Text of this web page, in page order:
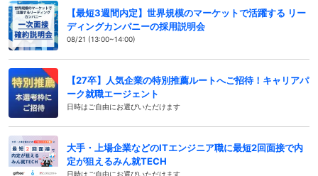
【最短3週間内定】世界規模のマーケットで活躍する リー
ディングカンパニーの採用説明会
08/21 (13:00~14:00)
【27卒】人気企業の特別推薦ルートへご招待！キャリアパ
ーク就職エージェント
日時はご自由にお選びいただけます
大手・上場企業などのITエンジニア職に最短2回面接で内
定が狙えるみん就TECH
日時はご自由にお選びいただけます